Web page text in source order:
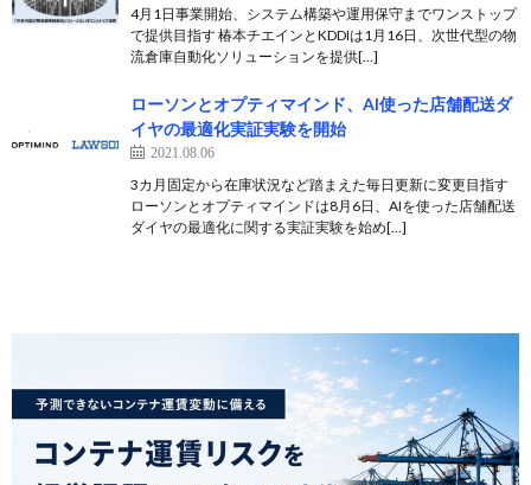
4月1日事業開始、システム構築や運用保守までワンストップ
で提供目指す 椿本チエインとKDDIは1月16日、次世代型の物
流倉庫自動化ソリューションを提供[…]
ローソンとオプティマインド、AI使った店舗配送ダ
イヤの最適化実証実験を開始
2021.08.06
3カ月固定から在庫状況など踏まえた毎日更新に変更目指す
ローソンとオプティマインドは8月6日、AIを使った店舗配送
ダイヤの最適化に関する実証実験を始め[…]